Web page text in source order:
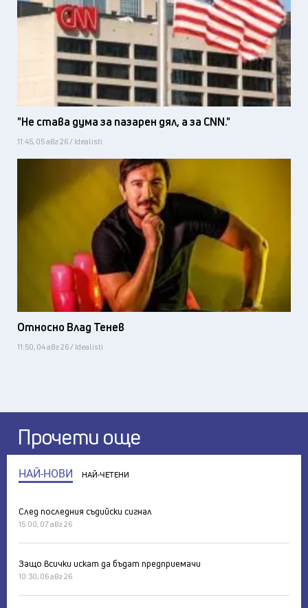
"Не става дума за пазарен дял, а за CNN."
11:45, 05 авг 26 / Idealisti
Относно Влад Тенев
11:50, 04 авг 26 / Idealisti
Прочети още
НАЙ-НОВИ НАЙ-ЧЕТЕНИ
След последния съдийски сигнал
15:00, 07 авг 26
Защо всички искат да бъдат предприемачи
10:30, 06 авг 26